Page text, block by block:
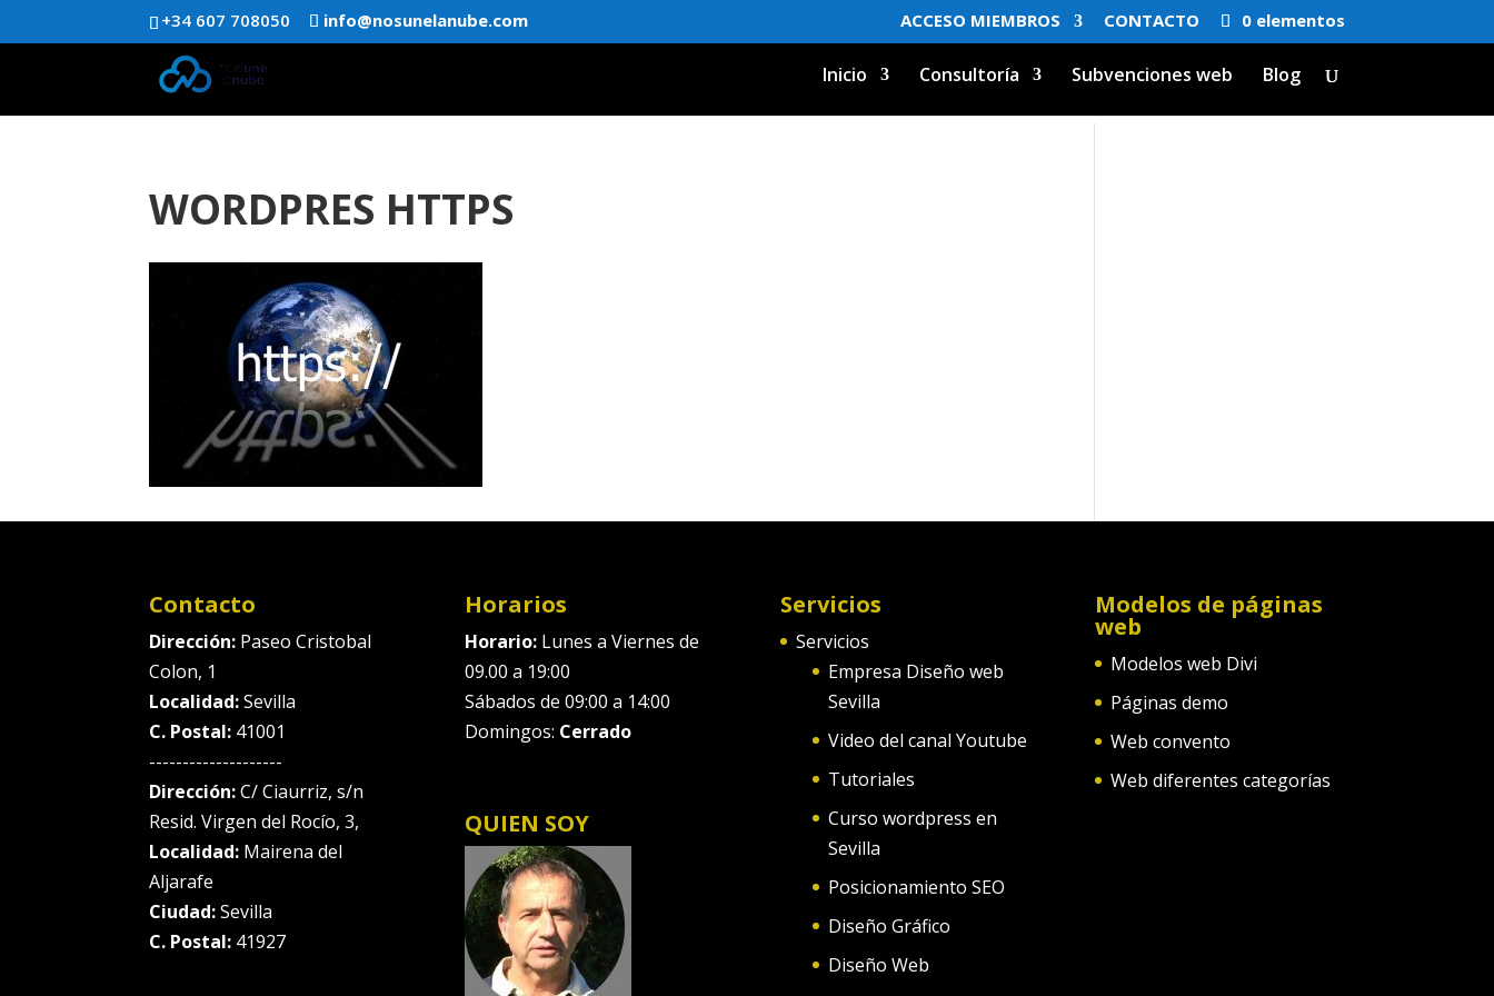
+34 607 708050 info@nosunelanube.com ACCESO MIEMBROS CONTACTO 0 elementos
Inicio Consultoría Subvenciones web Blog
WORDPRES HTTPS
Contacto
Dirección: Paseo Cristobal
Colon, 1
Localidad:Sevilla
C. Postal: 41001
--------------------
Dirección:C/ Ciaurriz, s/n
Resid. Virgen del Rocío, 3,
Localidad: Mairena del
Aljarafe
Ciudad:Sevilla
C. Postal: 41927
Horarios
Horario:Lunes a Viernes de
09.00 a 19:00
Sábados de 09:00 a 14:00
Domingos: Cerrado
QUIEN SOY
Servicios
Servicios
Empresa Diseño web
Sevilla
Video del canal Youtube
Tutoriales
Curso wordpress en
Sevilla
Posicionamiento SEO
Diseño Gráfico
Diseño Web
Modelos de páginas
web
Modelos web Divi
Páginas demo
Web convento
Web diferentes categorías